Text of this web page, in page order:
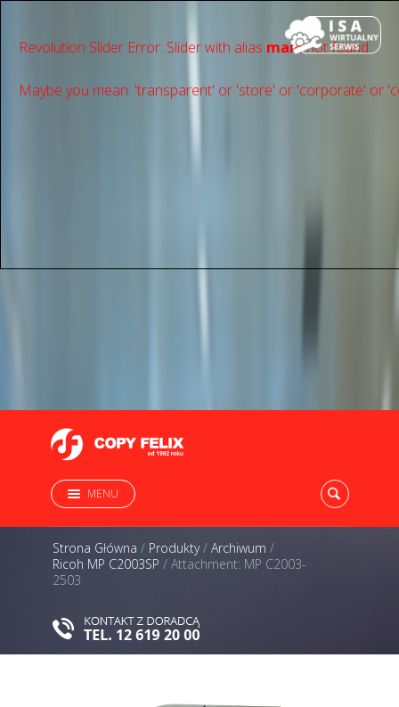
Revolution Slider Error: Slider with alias mainnot found.
Maybe you mean: 'transparent' or 'store' or 'сorporate' or
MENU
Strona Główna / Produkty/ Archiwum /
Ricoh MP C2003SP / Attachment: MP C2003-
2503